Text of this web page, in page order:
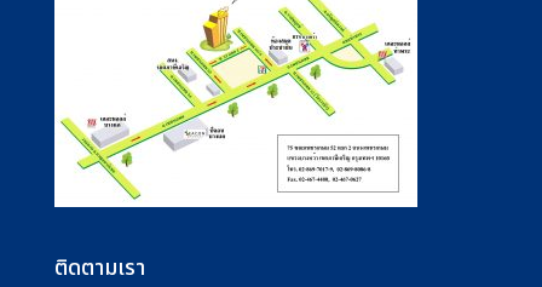
ติดตามเรา